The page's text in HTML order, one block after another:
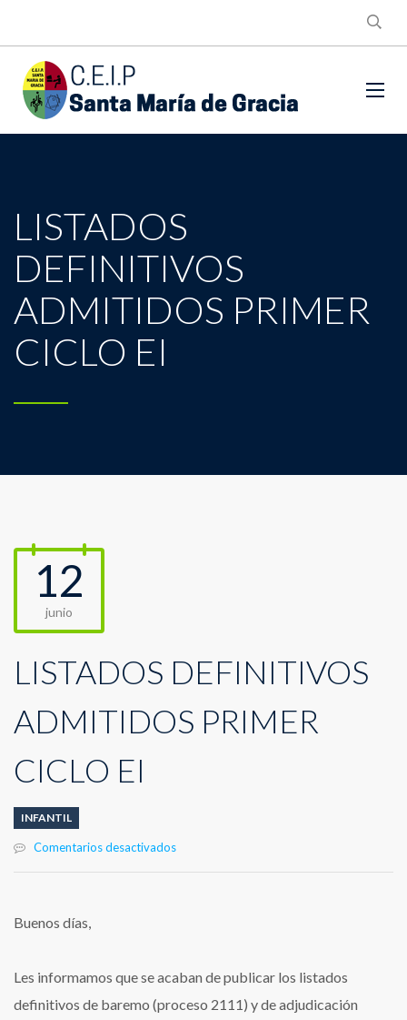
LISTADOS
DEFINITIVOS
ADMITIDOS PRIMER
CICLO EI
12
junio
LISTADOS DEFINITIVOS
ADMITIDOS PRIMER
CICLO EI
INFANTIL
Comentarios desactivadosen
Buenos días,
Les informamos que se acaban de publicar los listados
definitivos de baremo (proceso 2111) y de adjudicación